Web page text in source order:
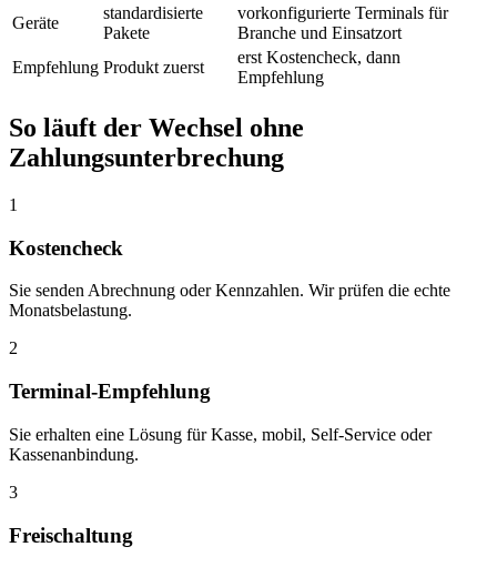
Geräte
standardisierte
Pakete
vorkonfigurierte Terminals für
Branche und Einsatzort
Empfehlung Produkt zuerst
erst Kostencheck, dann
Empfehlung
So läuft der Wechsel ohne
Zahlungsunterbrechung
1
Kostencheck
Sie senden Abrechnung oder Kennzahlen. Wir prüfen die echte
Monatsbelastung.
2
Terminal-Empfehlung
Sie erhalten eine Lösung für Kasse, mobil, Self-Service oder
Kassenanbindung.
3
Freischaltung